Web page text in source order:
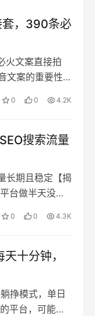
套，390条必
火文案直接拍
文案的重要性
0 0 4.2K
搜索流量
长期且稳定【揭
台做半天没效
0 0 4.3K
十分钟，
挣模式，单日
平台，可能你